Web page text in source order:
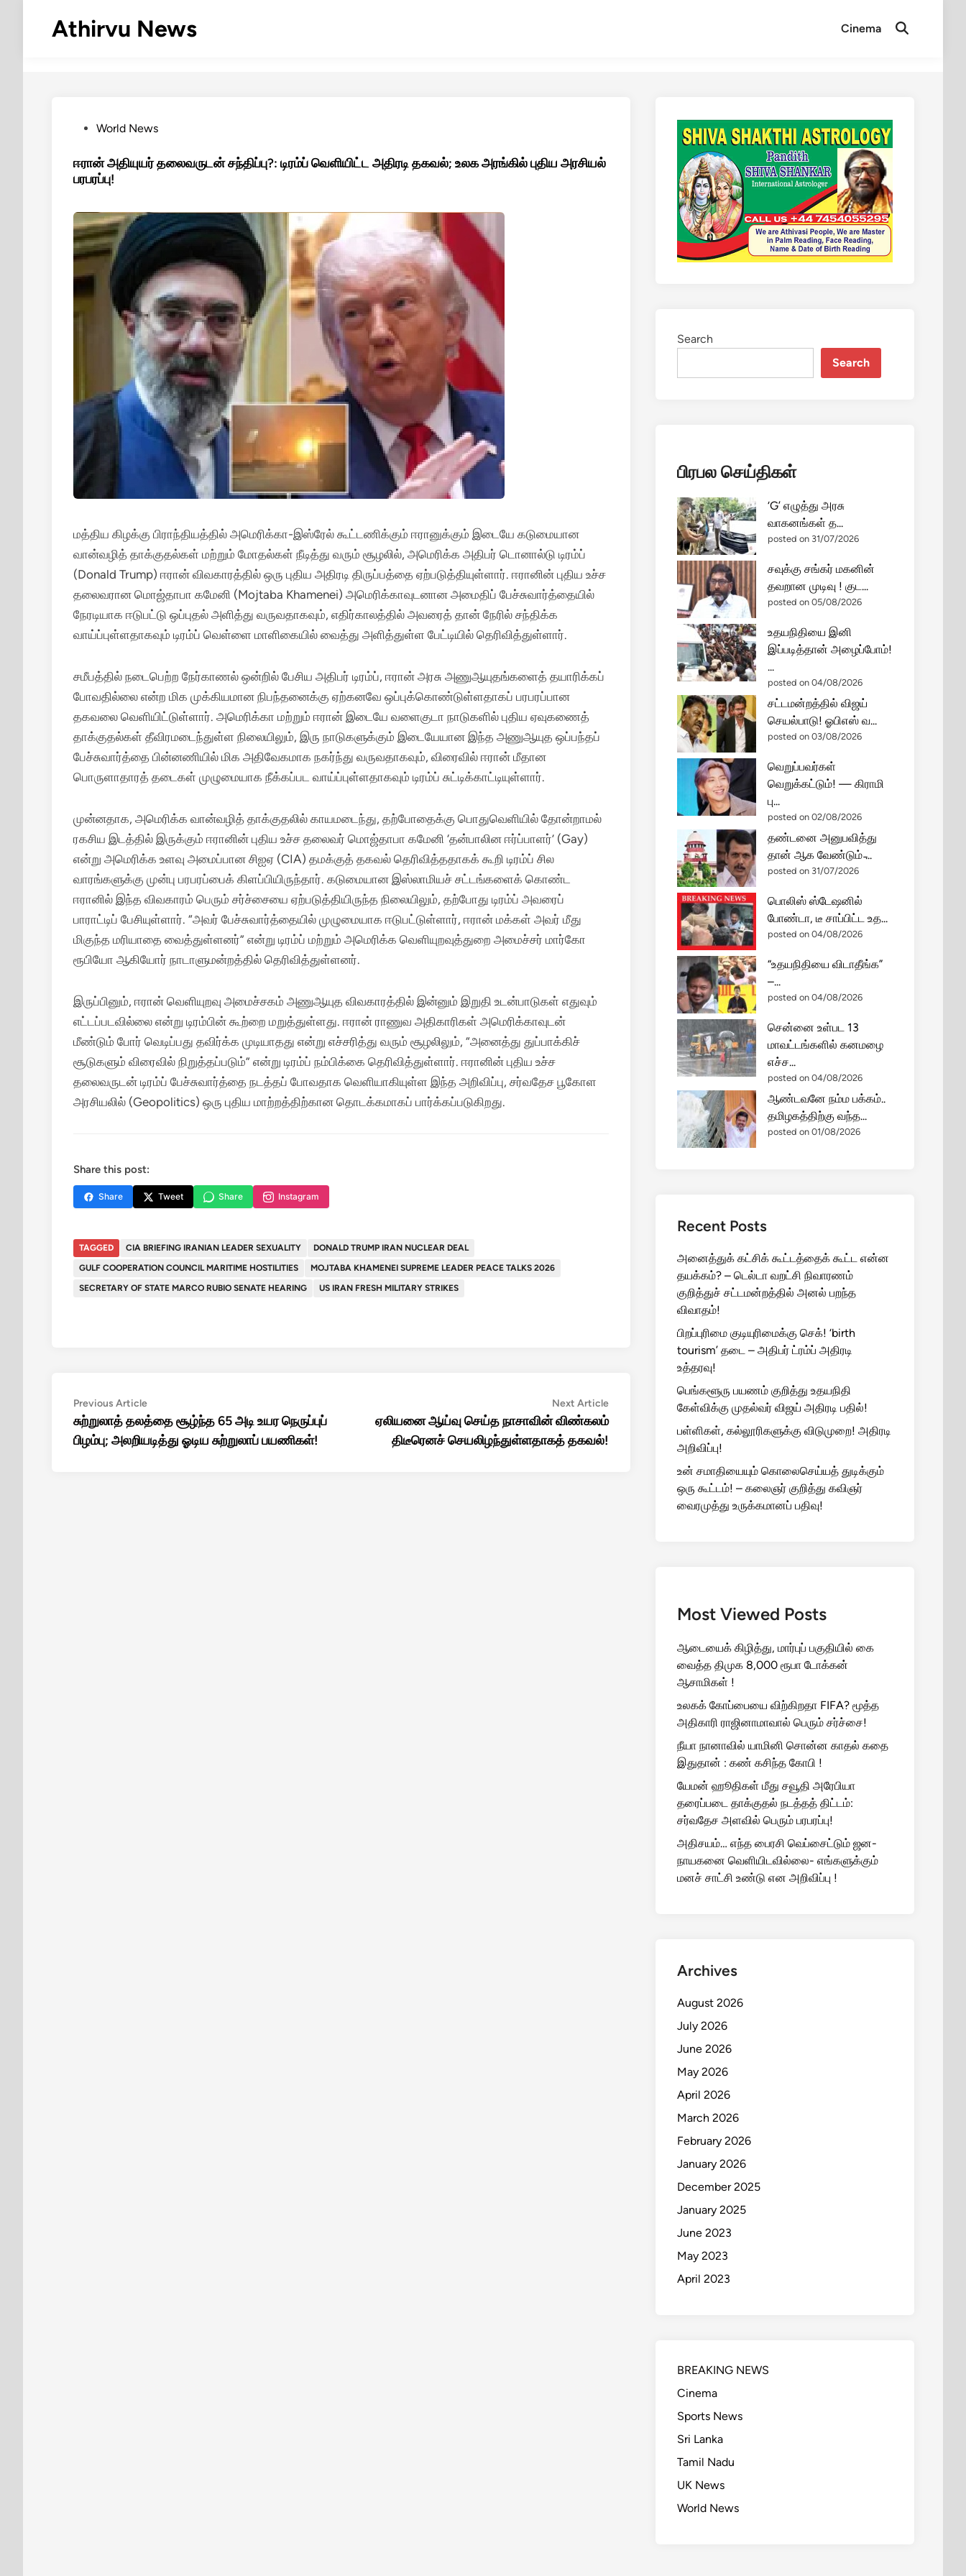
Athirvu News Cinema
Open
PostedWorld News
ஈரான் அதியுயர் தலைவருடன் சந்திப்பு?: டிரம்ப் வெளியிட்ட அதிரடி தகவல்; உலக அரங்கில் புதிய அரசியல்
பரபரப்பு!
மத்திய கிழக்கு பிராந்தியத்தில் அமெரிக்கா-இஸ்ரேல் கூட்டணிக்கும் ஈரானுக்கும் இடையே கடுமையான
வான்வழித் தாக்குதல்கள் மற்றும் மோதல்கள் நீடித்து வரும் சூழலில், அமெரிக்க அதிபர் டொனால்டு டிரம்ப்
(Donald Trump) ஈரான் விவகாரத்தில் ஒரு புதிய அதிரடி திருப்பத்தை ஏற்படுத்தியுள்ளார். ஈரானின் புதிய உச்ச
தலைவரான மொஜ்தாபா கமேனி (Mojtaba Khamenei) அமெரிக்காவுடனான அமைதிப் பேச்சுவார்த்தையில்
நேரடியாக ஈடுபட்டு ஒப்புதல் அளித்து வருவதாகவும், எதிர்காலத்தில் அவரைத் தான் நேரில் சந்திக்க
வாய்ப்புள்ளதாகவும் டிரம்ப் வெள்ளை மாளிகையில் வைத்து அளித்துள்ள பேட்டியில் தெரிவித்துள்ளார்.
சமீபத்தில் நடைபெற்ற நேர்காணல் ஒன்றில் பேசிய அதிபர் டிரம்ப், ஈரான் அரசு அணுஆயுதங்களைத் தயாரிக்கப்
போவதில்லை என்ற மிக முக்கியமான நிபந்தனைக்கு ஏற்கனவே ஒப்புக்கொண்டுள்ளதாகப் பரபரப்பான
தகவலை வெளியிட்டுள்ளார். அமெரிக்கா மற்றும் ஈரான் இடையே வளைகுடா நாடுகளில் புதிய ஏவுகணைத்
தாக்குதல்கள் தீவிரமடைந்துள்ள நிலையிலும், இரு நாடுகளுக்கும் இடையேயான இந்த அணுஆயுத ஒப்பந்தப்
பேச்சுவார்த்தை பின்னணியில் மிக அதிவேகமாக நகர்ந்து வருவதாகவும், விரைவில் ஈரான் மீதான
பொருளாதாரத் தடைகள் முழுமையாக நீக்கப்பட வாய்ப்புள்ளதாகவும் டிரம்ப் சுட்டிக்காட்டியுள்ளார்.
முன்னதாக, அமெரிக்க வான்வழித் தாக்குதலில் காயமடைந்து, தற்போதைக்கு பொதுவெளியில் தோன்றாமல்
ரகசிய இடத்தில் இருக்கும் ஈரானின் புதிய உச்ச தலைவர் மொஜ்தாபா கமேனி ‘தன்பாலின ஈர்ப்பாளர்’ (Gay)
என்று அமெரிக்க உளவு அமைப்பான சிஐஏ (CIA) தமக்குத் தகவல் தெரிவித்ததாகக் கூறி டிரம்ப் சில
வாரங்களுக்கு முன்பு பரபரப்பைக் கிளப்பியிருந்தார். கடுமையான இஸ்லாமியச் சட்டங்களைக் கொண்ட
ஈரானில் இந்த விவகாரம் பெரும் சர்ச்சையை ஏற்படுத்தியிருந்த நிலையிலும், தற்போது டிரம்ப் அவரைப்
பாராட்டிப் பேசியுள்ளார். “அவர் பேச்சுவார்த்தையில் முழுமையாக ஈடுபட்டுள்ளார், ஈரான் மக்கள் அவர் மீது
மிகுந்த மரியாதை வைத்துள்ளனர்” என்று டிரம்ப் மற்றும் அமெரிக்க வெளியுறவுத்துறை அமைச்சர் மார்கோ
ரூபியோ ஆகியோர் நாடாளுமன்றத்தில் தெரிவித்துள்ளனர்.
இருப்பினும், ஈரான் வெளியுறவு அமைச்சகம் அணுஆயுத விவகாரத்தில் இன்னும் இறுதி உடன்பாடுகள் எதுவும்
எட்டப்படவில்லை என்று டிரம்பின் கூற்றை மறுத்துள்ளது. ஈரான் ராணுவ அதிகாரிகள் அமெரிக்காவுடன்
மீண்டும் போர் வெடிப்பது தவிர்க்க முடியாதது என்று எச்சரித்து வரும் சூழலிலும், “அனைத்து துப்பாக்கிச்
சூடுகளும் விரைவில் நிறுத்தப்படும்” என்று டிரம்ப் நம்பிக்கை தெரிவித்துள்ளார். ஈரானின் புதிய உச்ச
தலைவருடன் டிரம்ப் பேச்சுவார்த்தை நடத்தப் போவதாக வெளியாகியுள்ள இந்த அறிவிப்பு, சர்வதேச பூகோள
அரசியலில் (Geopolitics) ஒரு புதிய மாற்றத்திற்கான தொடக்கமாகப் பார்க்கப்படுகிறது.
Share this post:
Share Tweet Share Instagram
TAGGED CIA BRIEFING IRANIAN LEADER SEXUALITY
DONALD TRUMP IRAN NUCLEAR DEAL
GULF COOPERATION COUNCIL MARITIME HOSTILITIES
MOJTABA KHAMENEI SUPREME LEADER PEACE TALKS 2026
SECRETARY OF STATE MARCO RUBIO SENATE HEARING
US IRAN FRESH MILITARY STRIKES
Post
navigation
Previous ArticlePrevious
article:
சுற்றுலாத் தலத்தை சூழ்ந்த 65 அடி உயர நெருப்புப்
பிழம்பு; அலறியடித்து ஓடிய சுற்றுலாப் பயணிகள்!
Next ArticleNext
article:
ஏலியனை ஆய்வு செய்த நாசாவின் விண்கலம்
திடீரெனச் செயலிழந்துள்ளதாகத் தகவல்!
Search
Search
பிரபல செய்திகள்
‘G’ எழுத்து அரசு
வாகனங்கள் த...
posted on 31/07/2026
சவுக்கு சங்கர் மகனின்
தவறான முடிவு ! குட...
posted on 05/08/2026
உதயநிதியை இனி
இப்படித்தான் அழைப்போம்!
...
posted on 04/08/2026
சட்டமன்றத்தில் விஜய்
செயல்பாடு! ஓபிஎஸ் வ...
posted on 03/08/2026
வெறுப்பவர்கள்
வெறுக்கட்டும்! — கிராமி
பு...
posted on 02/08/2026
தண்டனை அனுபவித்து
தான் ஆக வேண்டும் ̵...
posted on 31/07/2026
பொலிஸ் ஸ்டேஷனில்
போண்டா, டீ சாப்பிட்ட உத...
posted on 04/08/2026
“உதயநிதியை விடாதீங்க”
–...
posted on 04/08/2026
சென்னை உள்பட 13
மாவட்டங்களில் கனமழை
எச்ச...
posted on 04/08/2026
ஆண்டவனே நம்ம பக்கம்..
தமிழகத்திற்கு வந்த...
posted on 01/08/2026
Recent Posts
அனைத்துக் கட்சிக் கூட்டத்தைக் கூட்ட என்ன
தயக்கம்? – டெல்டா வறட்சி நிவாரணம்
குறித்துச் சட்டமன்றத்தில் அனல் பறந்த
விவாதம்!
பிறப்புரிமை குடியுரிமைக்கு செக்! ‘birth
tourism’ தடை – அதிபர் ட்ரம்ப் அதிரடி
உத்தரவு!
பெங்களூரு பயணம் குறித்து உதயநிதி
கேள்விக்கு முதல்வர் விஜய் அதிரடி பதில்!
பள்ளிகள், கல்லூரிகளுக்கு விடுமுறை! அதிரடி
அறிவிப்பு!
உன் சமாதியையும் கொலைசெய்யத் துடிக்கும்
ஒரு கூட்டம்! – கலைஞர் குறித்து கவிஞர்
வைரமுத்து உருக்கமானப் பதிவு!
Most Viewed Posts
ஆடையைக் கிழித்து, மார்புப் பகுதியில் கை
வைத்த திமுக 8,000 ரூபா டோக்கன்
ஆசாமிகள் !
உலகக் கோப்பையை விற்கிறதா FIFA? மூத்த
அதிகாரி ராஜினாமாவால் பெரும் சர்ச்சை!
நீயா நானாவில் யாமினி சொன்ன காதல் கதை
இதுதான் : கண் கசிந்த கோபி !
யேமன் ஹூதிகள் மீது சவூதி அரேபியா
தரைப்படை தாக்குதல் நடத்தத் திட்டம்:
சர்வதேச அளவில் பெரும் பரபரப்பு!
அதிசயம்… எந்த பைரசி வெப்சைட்டும் ஜன-
நாயகனை வெளியிடவில்லை- எங்களுக்கும்
மனச் சாட்சி உண்டு என அறிவிப்பு !
Archives
August 2026
July 2026
June 2026
May 2026
April 2026
March 2026
February 2026
January 2026
December 2025
January 2025
June 2023
May 2023
April 2023
BREAKING NEWS
Cinema
Sports News
Sri Lanka
Tamil Nadu
UK News
World News